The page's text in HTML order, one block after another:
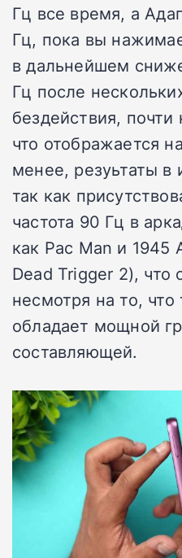
Гц все время, а
Гц, пока вы
в дальнейшем
Гц после
бездействия, почти
что отображается
менее, резуьтаты в
так как
частота 90 Гц в
как Pac Man и 1945
Dead Trigger 2), что
несмотря на то,
обладает мощной
составляющей.